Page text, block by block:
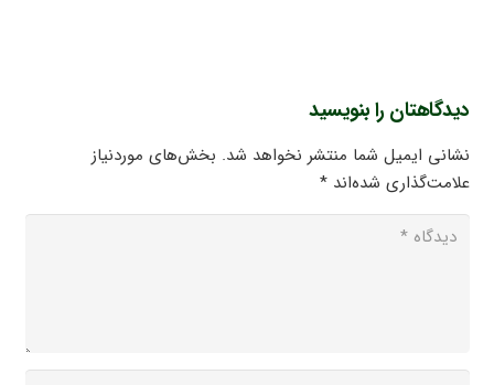
دیدگاهتان را بنویسید
نشانی ایمیل شما منتشر نخواهد شد. بخش‌های موردنیاز
علامت‌گذاری شده‌اند*